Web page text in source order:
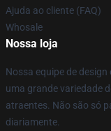
Ajuda ao cliente (FAQ)
Whosale
Nossa loja
Nossa equipe de
uma grande variedade
atraentes. Não são só
diariamente.